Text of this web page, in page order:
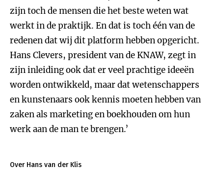
zijn toch de mensen die het beste weten wat
werkt in de praktijk. En dat is toch één van de
redenen dat wij dit platform hebben opgericht.
Hans Clevers, president van de KNAW, zegt in
zijn inleiding ook dat er veel prachtige ideeën
worden ontwikkeld, maar dat wetenschappers
en kunstenaars ook kennis moeten hebben van
zaken als marketing en boekhouden om hun
werk aan de man te brengen.’
Over Hans van der Klis